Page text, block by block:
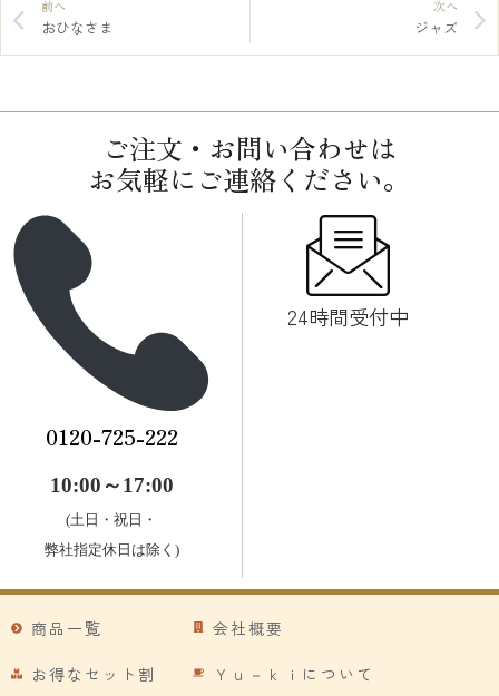
前へ
おひなさま
次へ
ジャズ
ご注文・お問い合わせは
お気軽にご連絡ください。
0120-725-222
10:00～17:00
(土日・祝日・
弊社指定休日は除く)
24時間受付中
商品一覧
お得なセット割
会社概要
Ｙｕ－ｋｉについて